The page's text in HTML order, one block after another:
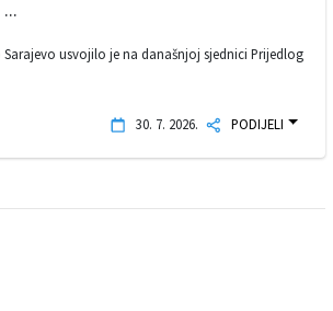
usvojilo je na današnjoj sjednici Prijedlog
30. 7. 2026. PODIJELI